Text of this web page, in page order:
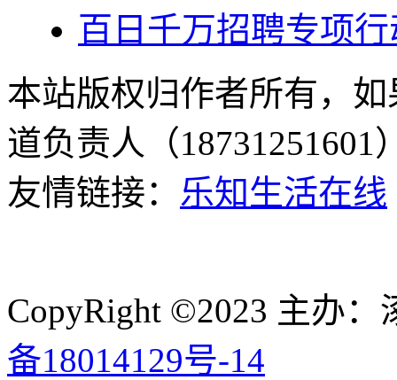
百日千万招聘专项
本站版权归作者所有，
道负责人（
友情链接： 乐知生活在线
CopyRight ©2023 主办
备18014129号-14